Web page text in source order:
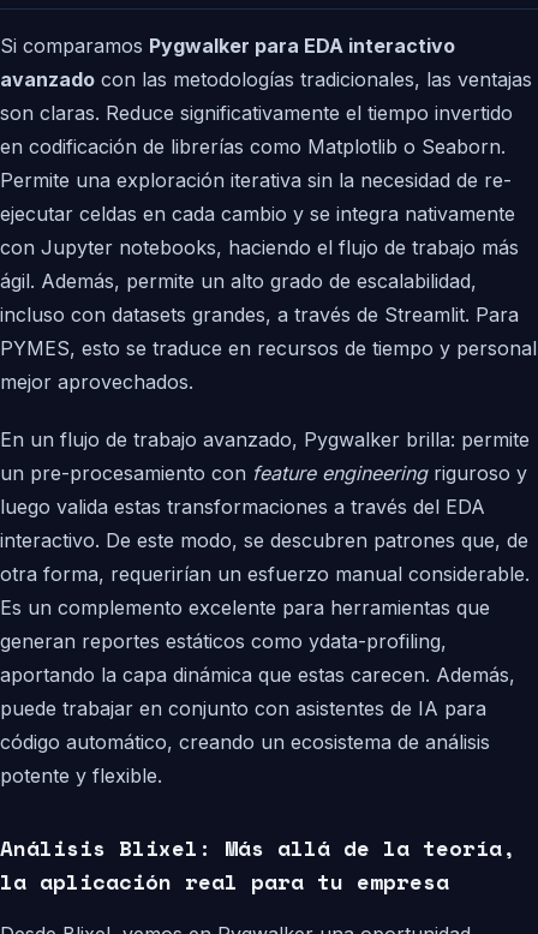
Si comparamos Pygwalker para EDA interactivo
avanzado con las metodologías tradicionales, las ventajas
son claras. Reduce significativamente el tiempo invertido
en codificación de librerías como Matplotlib o Seaborn.
Permite una exploración iterativa sin la necesidad de re-
ejecutar celdas en cada cambio y se integra nativamente
con Jupyter notebooks, haciendo el flujo de trabajo más
ágil. Además, permite un alto grado de escalabilidad,
incluso con datasets grandes, a través de Streamlit. Para
PYMES, esto se traduce en recursos de tiempo y personal
mejor aprovechados.
En un flujo de trabajo avanzado, Pygwalker brilla: permite
un pre-procesamiento con feature engineeringriguroso y
luego valida estas transformaciones a través del EDA
interactivo. De este modo, se descubren patrones que, de
otra forma, requerirían un esfuerzo manual considerable.
Es un complemento excelente para herramientas que
generan reportes estáticos como ydata-profiling,
aportando la capa dinámica que estas carecen. Además,
puede trabajar en conjunto con asistentes de IA para
código automático, creando un ecosistema de análisis
potente y flexible.
Análisis Blixel: Más allá de la teoría,
la aplicación real para tu empresa